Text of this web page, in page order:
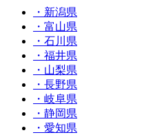
・新潟県
・富山県
・石川県
・福井県
・山梨県
・長野県
・岐阜県
・静岡県
・愛知県